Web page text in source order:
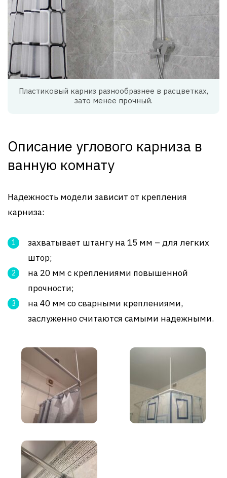
Пластиковый карниз разнообразнее в расцветках,
зато менее прочный.
Описание углового карниза в
ванную комнату
Надежность модели зависит от крепления
карниза:
захватывает штангу на 15 мм – для легких
штор;
на 20 мм с креплениями повышенной
прочности;
на 40 мм со сварными креплениями,
заслуженно считаются самыми надежными.